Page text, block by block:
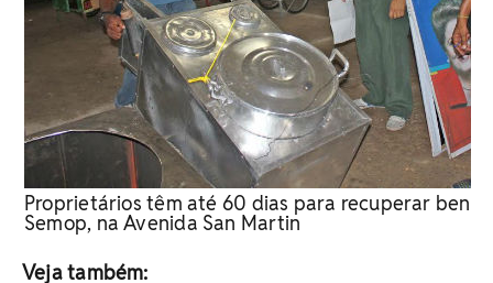
Proprietários têm até 60 dias para recuperar bens
Semop, na Avenida San Martin
Veja também: